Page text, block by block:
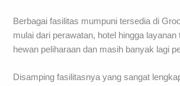
Berbagai fasilitas mumpuni tersedia di
mulai dari perawatan, hotel hingga layanan
hewan peliharaan dan masih banyak lagi
Disamping fasilitasnya yang sangat